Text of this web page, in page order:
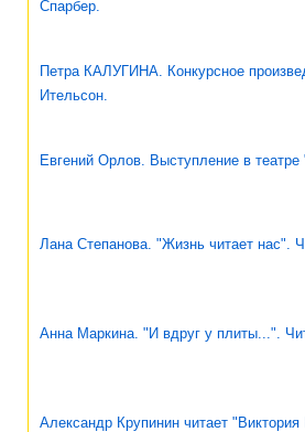
Спарбер.
Петра КАЛУГИНА. Конкурсное
Ительсон.
Евгений Орлов. Выступление в
Лана Степанова. "Жизнь читает нас".
Анна Маркина. "И вдруг у плиты...".
Александр Крупинин читает